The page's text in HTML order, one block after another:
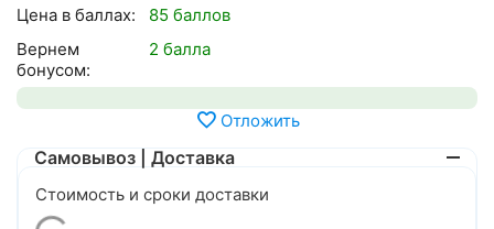
Цена в баллах:
85 баллов
Вернем
бонусом:
2 балла
Отложить
Самовывоз | Доставка
Стоимость и сроки доставки